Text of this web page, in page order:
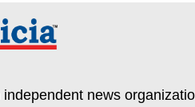
news